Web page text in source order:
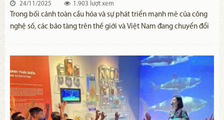
24/11/2025 1.903 lượt xem
Trong bối cảnh toàn cầu hóa và sự phát triển mạnh mẽ của công
nghệ số, các bảo tàng trên thế giới và Việt Nam đang chuyển đổi
tận dụng công nghệ số và mạng xã hội để tạo sự kết nối mạnh mẽ
hơn với cộng đồng.